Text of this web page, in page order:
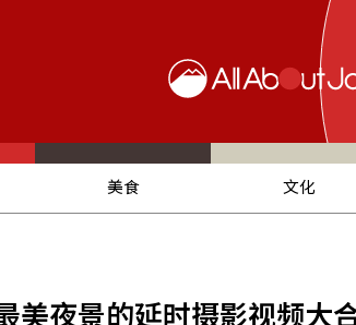
美食 文化
美夜景的延时摄影视频大